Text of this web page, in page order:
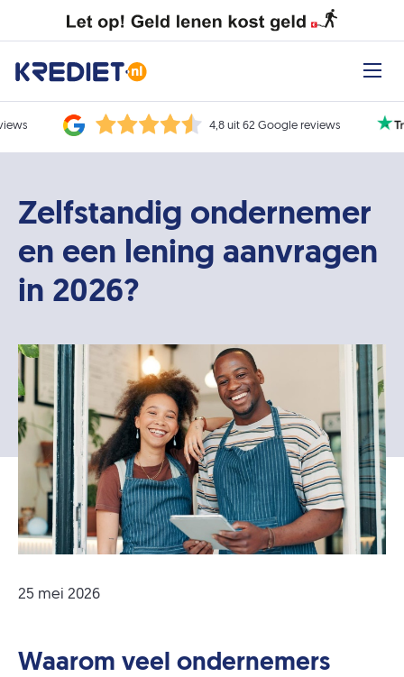
4,8 uit 62 Google reviews
Zelfstandig ondernemer
en een lening aanvragen
in 2026?
25 mei 2026
Waarom veel ondernemers